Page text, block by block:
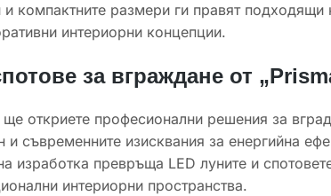
компактните размери ги правят
интериорни концепции.
за вграждане от
откриете професионални решения за
и съвременните изисквания за енергийна
изработка превръща LED луните и
интериорни пространства.